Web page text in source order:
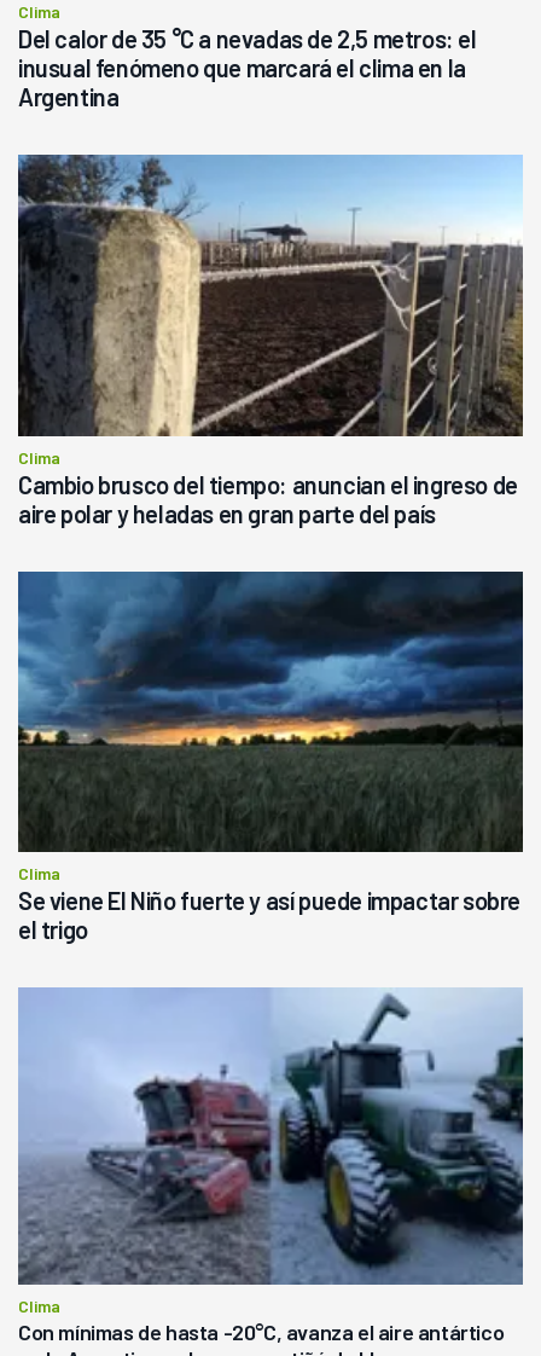
Clima
Del calor de 35 °C a nevadas de 2,5 metros: el
inusual fenómeno que marcará el clima en la
Argentina
Clima
Cambio brusco del tiempo: anuncian el ingreso de
aire polar y heladas en gran parte del país
Clima
Se viene El Niño fuerte y así puede impactar sobre
el trigo
Clima
Con mínimas de hasta -20°C, avanza el aire antártico